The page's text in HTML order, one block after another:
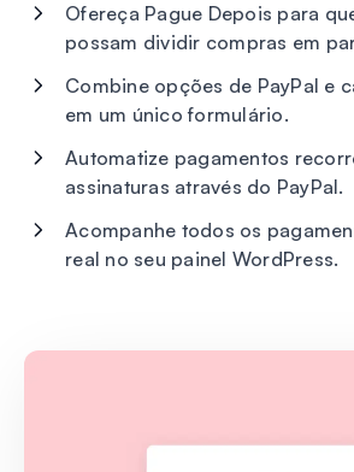
Ofereça Pague Depois para
possam dividir compras em
Combine opções de PayPal e
em um único formulário.
Automatize pagamentos
assinaturas através do PayPal.
Acompanhe todos os
real no seu painel WordPress.